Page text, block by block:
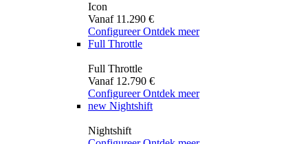
Icon
Vanaf 11.290 €
Configureer Ontdek meer
Full Throttle
Full Throttle
Vanaf 12.790 €
Configureer Ontdek meer
new Nightshift
Nightshift